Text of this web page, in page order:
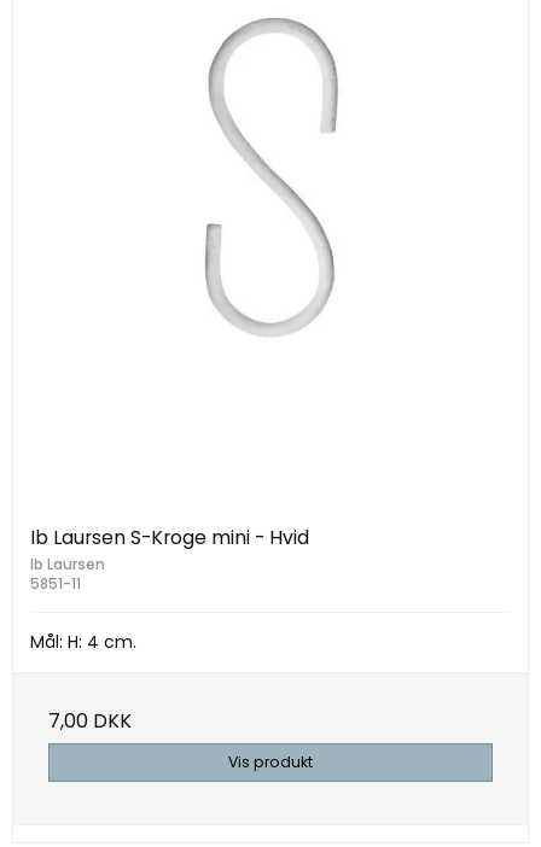
Ib Laursen S-Kroge mini - Hvid
Ib Laursen
5851-11
Mål: H: 4 cm.
7,00 DKK
Vis produkt